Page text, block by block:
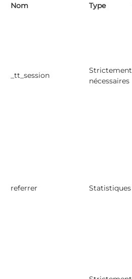
Nom Type
_tt_session
Strictement
nécessaires
referrer Statistiques